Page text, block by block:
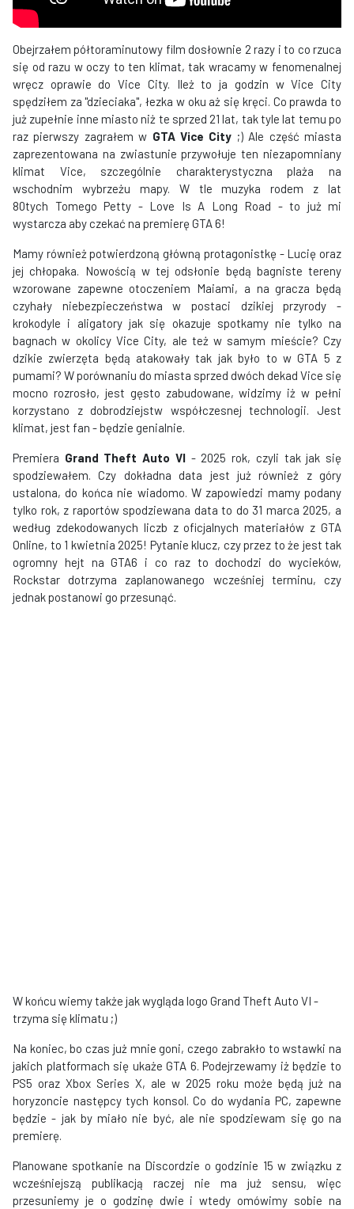
Obejrzałem półtoraminutowy film dosłownie 2 razy i to co rzuca
się od razu w oczy to ten klimat, tak wracamy w fenomenalnej
wręcz oprawie do Vice City. Ileż to ja godzin w Vice City
spędziłem za "dzieciaka", łezka w oku aż się kręci. Co prawda to
już zupełnie inne miasto niż te sprzed 21 lat, tak tyle lat temu po
raz pierwszy zagrałem w GTA Vice City ;) Ale część miasta
zaprezentowana na zwiastunie przywołuje ten niezapomniany
klimat Vice, szczególnie charakterystyczna plaża na
wschodnim wybrzeżu mapy. W tle muzyka rodem z lat
80tych Tomego Petty - Love Is A Long Road - to już mi
wystarcza aby czekać na premierę GTA 6!
Mamy również potwierdzoną główną protagonistkę - Lucię oraz
jej chłopaka. Nowością w tej odsłonie będą bagniste tereny
wzorowane zapewne otoczeniem Maiami, a na gracza będą
czyhały niebezpieczeństwa w postaci dzikiej przyrody -
krokodyle i aligatory jak się okazuje spotkamy nie tylko na
bagnach w okolicy Vice City, ale też w samym mieście? Czy
dzikie zwierzęta będą atakowały tak jak było to w GTA 5 z
pumami? W porównaniu do miasta sprzed dwóch dekad Vice się
mocno rozrosło, jest gęsto zabudowane, widzimy iż w pełni
korzystano z dobrodziejstw współczesnej technologii. Jest
klimat, jest fan - będzie genialnie.
Premiera Grand Theft Auto VI- 2025 rok, czyli tak jak się
spodziewałem. Czy dokładna data jest już również z góry
ustalona, do końca nie wiadomo. W zapowiedzi mamy podany
tylko rok, z raportów spodziewana data to do 31 marca 2025, a
według zdekodowanych liczb z oficjalnych materiałów z GTA
Online, to 1 kwietnia 2025! Pytanie klucz, czy przez to że jest tak
ogromny hejt na GTA6 i co raz to dochodzi do wycieków,
Rockstar dotrzyma zaplanowanego wcześniej terminu, czy
jednak postanowi go przesunąć.
W końcu wiemy także jak wygląda logo Grand Theft Auto VI -
trzyma się klimatu ;)
Na koniec, bo czas już mnie goni, czego zabrakło to wstawki na
jakich platformach się ukaże GTA 6. Podejrzewamy iż będzie to
PS5 oraz Xbox Series X, ale w 2025 roku może będą już na
horyzoncie następcy tych konsol. Co do wydania PC, zapewne
będzie - jak by miało nie być, ale nie spodziewam się go na
premierę.
Planowane spotkanie na Discordzie o godzinie 15 w związku z
wcześniejszą publikacją raczej nie ma już sensu, więc
przesuniemy je o godzinę dwie i wtedy omówimy sobie na